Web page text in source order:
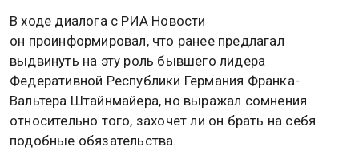
В ходе диалога с РИА Новости
он проинформировал, что ранее предлагал
выдвинуть на эту роль бывшего лидера
Федеративной Республики Германия Франка-
Вальтера Штайнмайера, но выражал сомнения
относительно того, захочет ли он брать на себя
подобные обязательства.